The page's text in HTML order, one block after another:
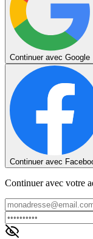
Continuer avec Google
Continuer avec
Continuer avec votre